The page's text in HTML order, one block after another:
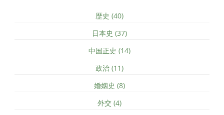
歴史 (40)
日本史 (37)
中国正史 (14)
政治 (11)
婚姻史 (8)
外交 (4)